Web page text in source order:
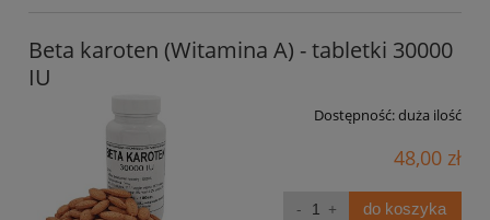
Beta karoten (Witamina A) - tabletki 30000
IU
Dostępność:duża ilość
48,00 zł
do koszyka